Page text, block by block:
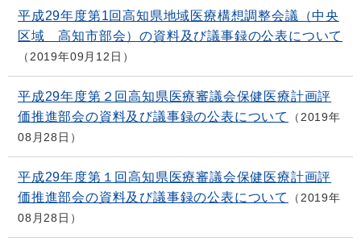
平成29年度第1回高知県地域医療構想調整会議（中央
区域 高知市部会）の資料及び議事録の公表について
2019年09月12日
平成29年度第２回高知県医療審議会保健医療計画評
価推進部会の資料及び議事録の公表について
2019年
08月28日
平成29年度第１回高知県医療審議会保健医療計画評
価推進部会の資料及び議事録の公表について
2019年
08月28日